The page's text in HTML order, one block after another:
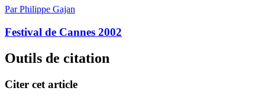
Par Philippe Gajan
Festival de Cannes 2002
Outils de citation
Citer cet article